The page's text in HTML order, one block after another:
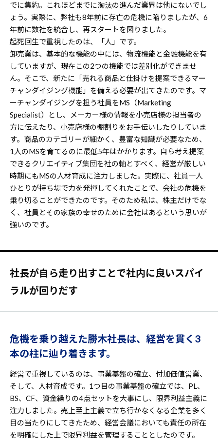
でに集約。これほどまでに淘汰の進んだ業界は他にないでし
ょう。実際に、弊社も8年前に存亡の危機に陥りましたが、6
年前に数社を統合し、再スタートを図りました。
起死回生で重視したのは、「人」です。
卸売業は、基本的な機能の中には、物流機能と金融機能を有
していますが、現在この2つの機能では差別化ができませ
ん。そこで、新たに「売れる商品と仕掛けを提案できるマー
チャンダイジング機能」を備える必要が出てきたのです。マ
ーチャンダイジングを担う社員をMS（Marketing
Specialist）とし、メーカー様の情報を小売店様の担当者の
方に伝えたり、小売店様の棚割りをお手伝いしたりしていま
す。商品のカテゴリーが細かく、豊富な知識が必要なため、
1人のMSを育てるのに最低5年はかかります。自ら考え提案
できるクリエイティブ集団を社の軸とすべく、経営が厳しい
時期にもMSの人材育成に注力しました。実際に、社員一人
ひとりが持ち場で力を発揮してくれたことで、会社の危機を
乗り切ることができたのです。そのため私は、株主だけでな
く、社員とその家族の幸せのために会社はあるという思いが
強いのです。
社長が自ら走り出すことで社内に良いスパイ
ラルが回りだす
危機を乗り越えた勝木社長は、経営を貫く3
本の柱に辿り着きます。
経営で重視しているのは、事業基盤の確立、付加価値営業、
そして、人材育成です。1つ目の事業基盤の確立では、PL、
BS、CF、資金繰りの4点セットを大事にし、限界利益主義に
注力しました。売上至上主義で立ち行かなくなる企業を多く
目の当たりにしてきたため、経営会議においても責任の所在
を明確にした上で限界利益を管理することとしたのです。